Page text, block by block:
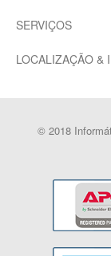
SERVIÇOS
LOCALIZAÇÃO &
© 2018